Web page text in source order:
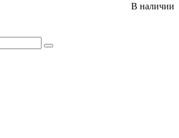
В наличии